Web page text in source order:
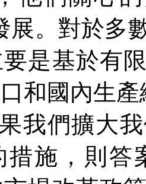
展。對於多
是基於有
和國內生
我們擴大
措施，則答